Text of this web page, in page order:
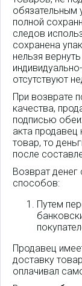
обязательным
полной
следов
сохранена
нельзя
отсутствуют
При возврате
качества,
подписью
акта продавец
товар, то
после
Возврат
способов:
Путем
Продавец
доставку
оплачивал